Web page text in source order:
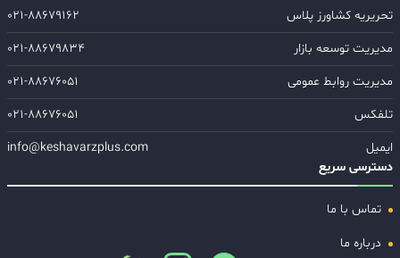
تحریریه کشاورز پلاس
۰۲۱-۸۸۶۷۹۱۶۲
مدیریت توسعه بازار
۰۲۱-۸۸۶۷۹۸۳۴
مدیریت روابط عمومی
۰۲۱-۸۸۶۷۶۰۵۱
تلفکس
۰۲۱-۸۸۶۷۶۰۵۱
ایمیل
info@keshavarzplus.com
دسترسی سریع
تماس با ما
درباره ما